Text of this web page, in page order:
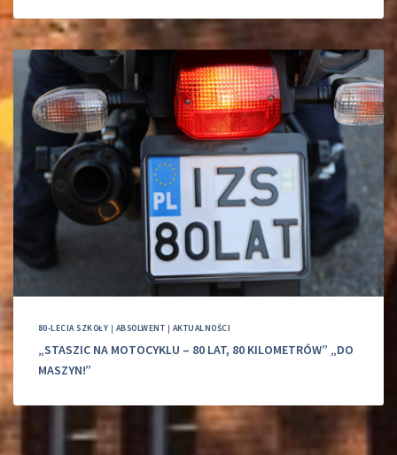
80-LECIA SZKOŁY | ABSOLWENT | AKTUALNOŚCI
„STASZIC NA MOTOCYKLU – 80 LAT, 80 KILOMETRÓW” „DO
MASZYN!”